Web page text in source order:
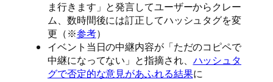
ま行きます」と発言してユーザーからクレー
ム、数時間後には訂正してハッシュタグを変
更（※参考）
イベント当日の中継内容が「ただのコピペで
中継になってない」と指摘され、 ハッシュタ
グで否定的な意見があふれる結果に